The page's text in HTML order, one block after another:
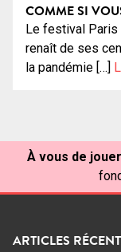
COMME SI
Le festival Paris
renaît de ses
la pandémie […]
À vous de
ARTICLES